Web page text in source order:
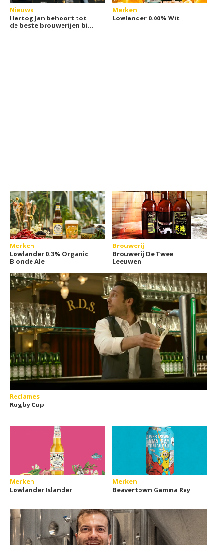
Nieuws
Hertog Jan behoort tot
de beste brouwerijen bij
Merken
Lowlander 0.00% Wit
Merken
Lowlander 0.3% Organic
Blonde Ale
Brouwerij
Brouwerij De Twee
Leeuwen
Reclames
Rugby Cup
Merken
Lowlander Islander
Merken
Beavertown Gamma Ray